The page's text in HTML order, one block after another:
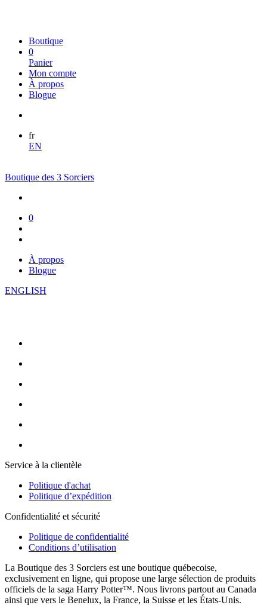
Boutique
0
Panier
Mon compte
À propos
Blogue
fr
EN
Boutique des 3 Sorciers
0
À propos
Blogue
ENGLISH
Service à la clientèle
Politique d'achat
Politique d’expédition
Confidentialité et sécurité
Politique de confidentialité
Conditions d’utilisation
La Boutique des 3 Sorciers est une boutique québecoise,
exclusivement en ligne, qui propose une large sélection de produits
officiels de la saga Harry Potter™. Nous livrons partout au Canada
ainsi que vers le Benelux, la France, la Suisse et les États-Unis.